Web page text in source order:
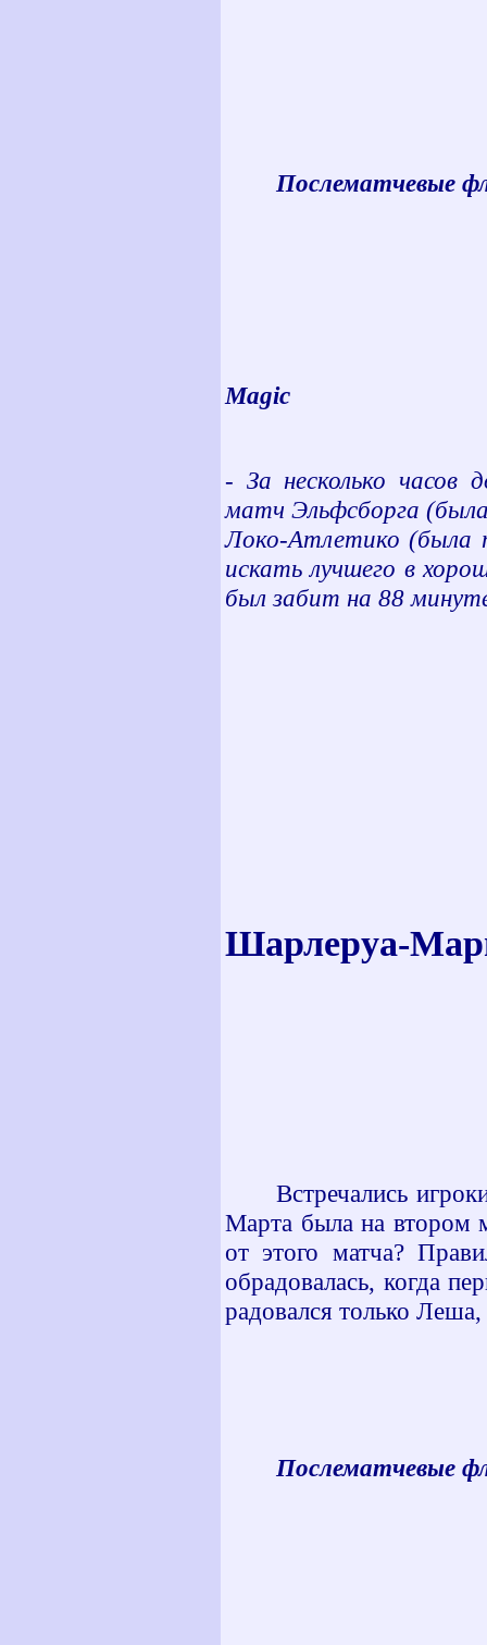
Послематчевые
Magic
- За несколько часов
матч Эльфсборга (была
Локо-Атлетико (была
искать лучшего в
был забит на 88
Шарлеруа-
Встречались
Марта была на втором
от этого матча?
обрадовалась, когда
радовался только
Послематчевые